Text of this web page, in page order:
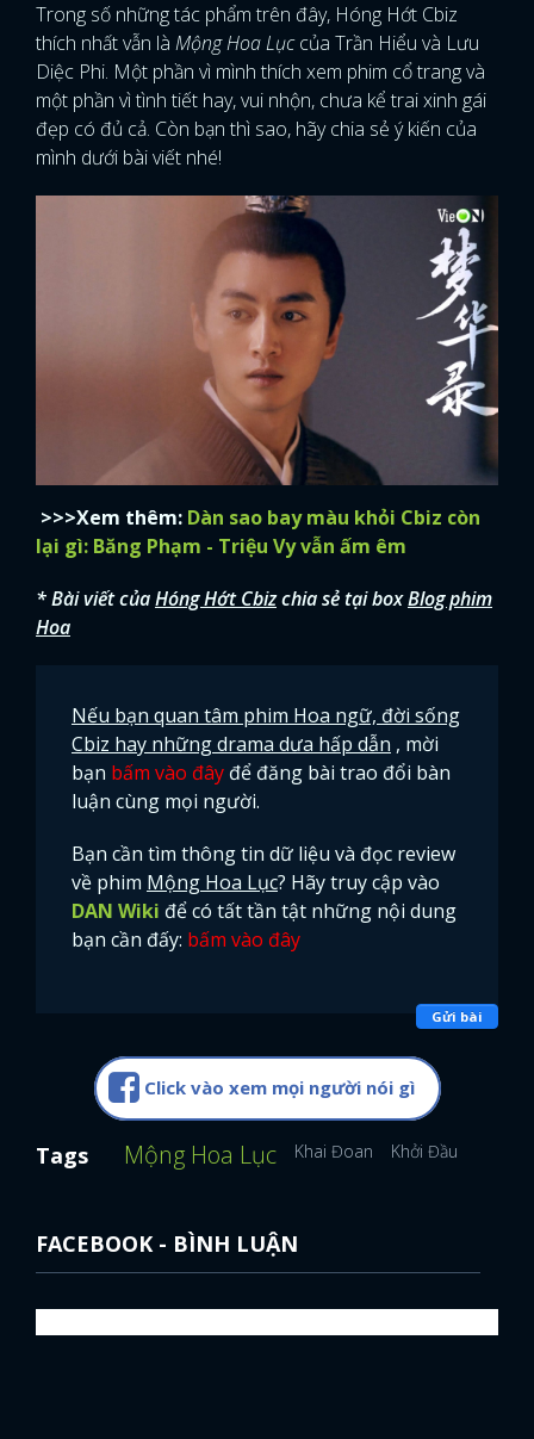
Trong số những tác phẩm trên đây, Hóng Hớt Cbiz
thích nhất vẫn là Mộng Hoa Lụccủa Trần Hiểu và Lưu
Diệc Phi. Một phần vì mình thích xem phim cổ trang và
một phần vì tình tiết hay, vui nhộn, chưa kể trai xinh gái
đẹp có đủ cả. Còn bạn thì sao, hãy chia sẻ ý kiến của
mình dưới bài viết nhé!
>>>Xem thêm: Dàn sao bay màu khỏi Cbiz còn
lại gì: Băng Phạm - Triệu Vy vẫn ấm êm
* Bài viết củaHóng Hớt Cbizchia sẻ tại boxBlog phim
Hoa
Nếu bạn quan tâm phim Hoa ngữ, đời sống
Cbiz hay những drama dưa hấp dẫn , mời
bạn bấm vào đây để đăng bài trao đổi bàn
luận cùng mọi người.
Bạn cần tìm thông tin dữ liệu và đọc review
về phim Mộng Hoa Lục? Hãy truy cập vào
DAN Wiki để có tất tần tật những nội dung
bạn cần đấy: bấm vào đây
Gửi bài
Click vào xem mọi người nói gì
Tags Mộng Hoa Lục Khai Đoan Khởi Đầu
FACEBOOK - BÌNH LUẬN